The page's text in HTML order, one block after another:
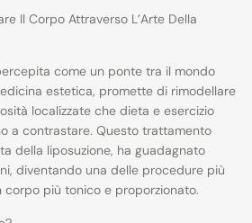
Il Corpo Attraverso L’Arte Della
come un ponte tra il mondo
estetica, promette di rimodellare
localizzate che dieta e esercizio
a contrastare. Questo trattamento
della liposuzione, ha guadagnato
diventando una delle procedure più
più tonico e proporzionato.